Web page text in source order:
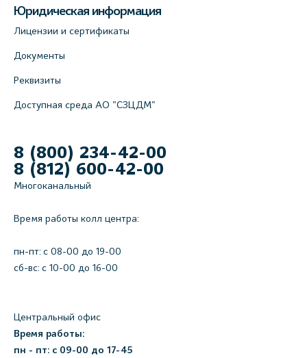
Юридическая информация
Лицензии и сертификаты
Документы
Реквизиты
Доступная среда АО "СЗЦДМ"
8 (800) 234-42-00
8 (812) 600-42-00
Многоканальный
Время работы колл центра:
пн-пт: c 08-00 до 19-00
сб-вс: с 10-00 до 16-00
Центральный офис
Время работы:
пн - пт: с 09-00 до 17-45